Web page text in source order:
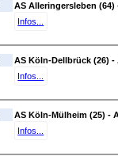
AS Alleringersleben (64)
Infos...
AS Köln-Dellbrück (26) -
Infos...
AS Köln-Mülheim (25) -
Infos...